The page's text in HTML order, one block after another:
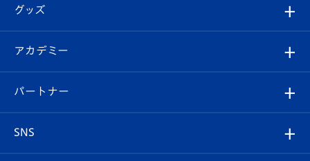
チケット
イベント
メディア
ホームタウン
スタッフプロフィール
マスコット紹介
Revive Team
ヴィヴィくんの長崎おもてなしガイド
フォトギャラリー
スタジアムグルメ
チケット
V-LOVERS（ファンクラブ）
プレイヤーズスイート
グッズ
オンラインショップ
店舗情報
アカデミー
育成からのお知らせ
U-18
パートナー
SNS